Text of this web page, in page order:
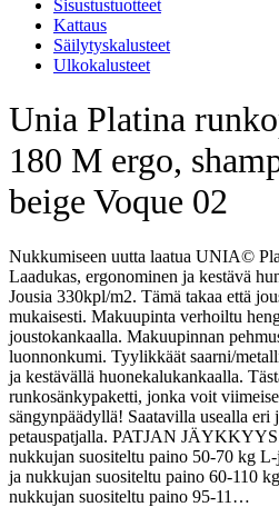
Sisustustuotteet
Kattaus
Säilytyskalusteet
Ulkokalusteet
Unia Platina
180 M ergo,
beige Voque 02
Nukkumiseen uutta laatua UNIA©
Laadukas, ergonominen ja kestävä
Jousia 330kpl/m2. Tämä takaa että
mukaisesti. Makuupinta verhoiltu
joustokankaalla. Makuupinnan
luonnonkumi. Tyylikkäät saarni/
ja kestävällä huonekalukankaalla.
runkosänkypaketti, jonka voit
sängynpäädyllä! Saatavilla usealla
petauspatjalla. PATJAN
nukkujan suositeltu paino 50-70 kg
ja nukkujan suositeltu paino 60-110
nukkujan suositeltu paino 95-11…